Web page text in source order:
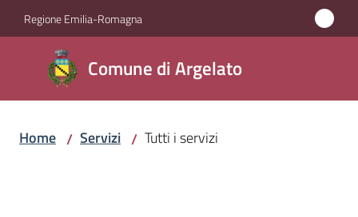
Vai al contenuto
Vai alla navigazione
Vai al footer
Regione Emilia-Romagna
Comune di Argelato
Comune
di
Argelato
Home / Servizi / Tutti i servizi